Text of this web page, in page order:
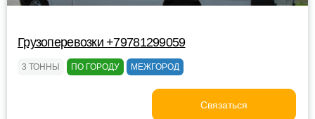
Грузоперевозки +79781299059
3 ТОННЫ ПО ГОРОДУ МЕЖГОРОД
Связаться